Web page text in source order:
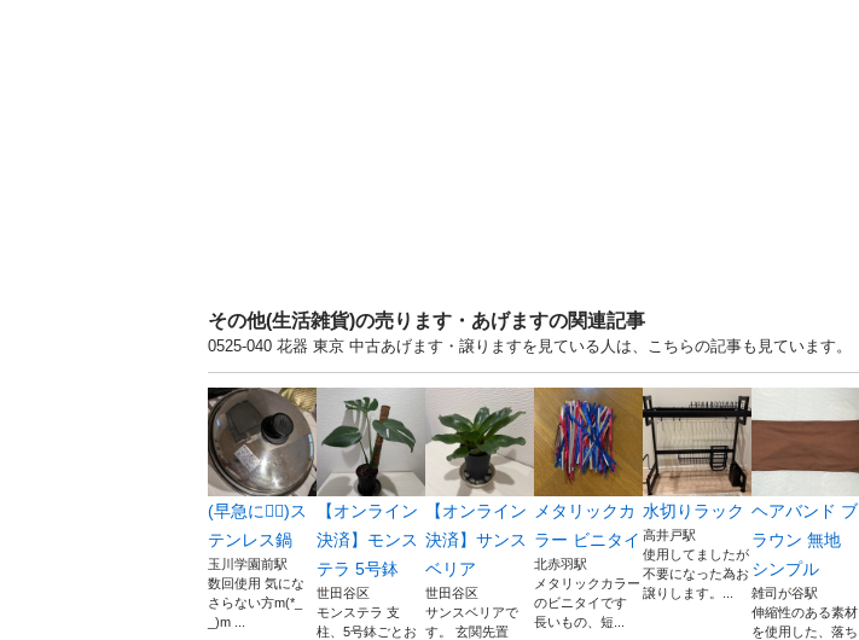
その他(生活雑貨)の売ります・あげますの関連記事
0525-040 花器 東京 中古あげます・譲りますを見ている人は、こちらの記事も見ています。
(早急に🙇‍♀️)ス
テンレス鍋
玉川学園前駅
数回使用 気にな
さらない方m(*_
_)m ...
【オンライン
決済】モンス
テラ 5号鉢
世田谷区
モンステラ 支
柱、5号鉢ごとお
【オンライン
決済】サンス
ベリア
世田谷区
サンスベリアで
す。 玄関先置
メタリックカ
ラー ビニタイ
北赤羽駅
メタリックカラー
のビニタイです
長いもの、短...
水切りラック
高井戸駅
使用してましたが
不要になった為お
譲りします。...
ヘアバンド ブ
ラウン 無地
シンプル
雑司が谷駅
伸縮性のある素材
を使用した、落ち